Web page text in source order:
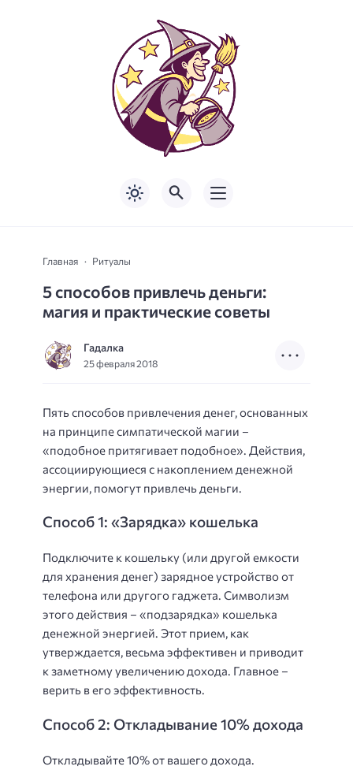
Главная Ритуалы
5 способов привлечь деньги:
магия и практические советы
Гадалка
25 февраля 2018
Пять способов привлечения денег, основанных
на принципе симпатической магии –
«подобное притягивает подобное». Действия,
ассоциирующиеся с накоплением денежной
энергии, помогут привлечь деньги.
Способ 1: «Зарядка» кошелька
Подключите к кошельку (или другой емкости
для хранения денег) зарядное устройство от
телефона или другого гаджета. Символизм
этого действия – «подзарядка» кошелька
денежной энергией. Этот прием, как
утверждается, весьма эффективен и приводит
к заметному увеличению дохода. Главное –
верить в его эффективность.
Способ 2: Откладывание 10% дохода
Откладывайте 10% от вашего дохода.